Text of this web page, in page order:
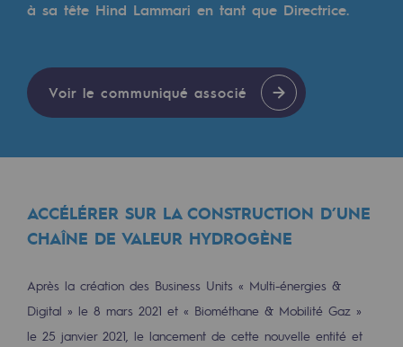
Notre vision
Gaz renouvelables et procédés
Pyrogazéification et gazéification
Nouveaux usages
Espace pédagogique
Espace pédagogique
à sa tête Hind Lammari en tant que Directrice.
Voir le communiqué associé
ACCÉLÉRER SUR LA CONSTRUCTION D’UNE
CHAÎNE DE VALEUR HYDROGÈNE
Après la création des Business Units « Multi-énergies &
Digital » le 8 mars 2021 et « Biométhane & Mobilité Gaz »
le 25 janvier 2021, le lancement de cette nouvelle entité et